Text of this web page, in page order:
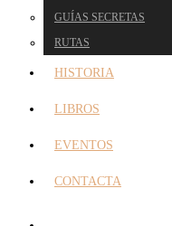
GUÍAS SECRETAS
RUTAS
HISTORIA
LIBROS
EVENTOS
CONTACTA